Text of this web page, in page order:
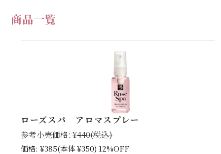
商品一覧
ローズスパ アロマスプレー
参考小売価格: ¥440(税込)
価格: ¥385(本体 ¥350) 12%OFF